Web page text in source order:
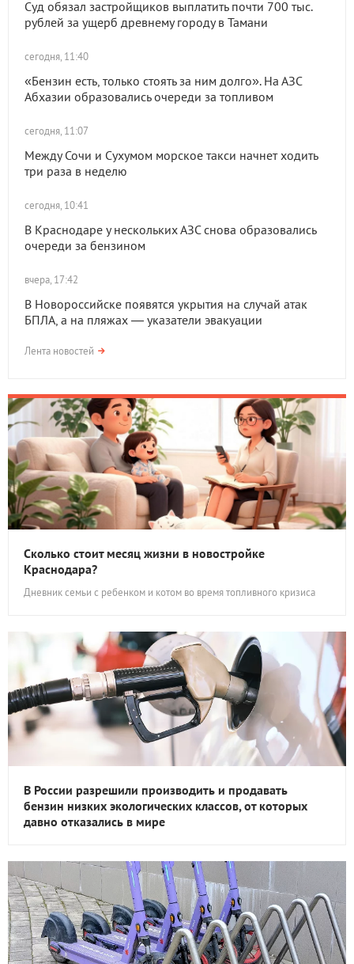
Суд обязал застройщиков выплатить почти 700 тыс.
рублей за ущерб древнему городу в Тамани
сегодня, 11:40
«Бензин есть, только стоять за ним долго». На АЗС
Абхазии образовались очереди за топливом
сегодня, 11:07
Между Сочи и Сухумом морское такси начнет ходить
три раза в неделю
сегодня, 10:41
В Краснодаре у нескольких АЗС снова образовались
очереди за бензином
вчера, 17:42
В Новороссийске появятся укрытия на случай атак
БПЛА, а на пляжах — указатели эвакуации
Лента новостей
Сколько стоит месяц жизни в новостройке
Краснодара?
Дневник семьи с ребенком и котом во время топливного кризиса
В России разрешили производить и продавать
бензин низких экологических классов, от которых
давно отказались в мире